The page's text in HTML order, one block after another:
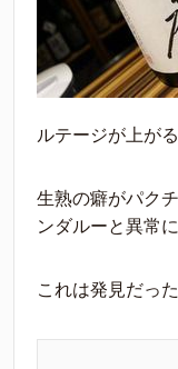
ルテージが上が
生熟の癖がパク
ンダルーと異常に
これは発見だった